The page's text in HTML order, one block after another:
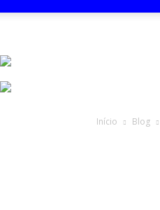
Início Blog